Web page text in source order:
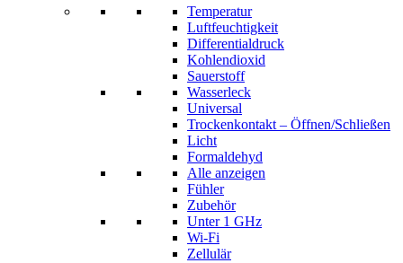
Temperatur
Luftfeuchtigkeit
Differentialdruck
Kohlendioxid
Sauerstoff
Wasserleck
Universal
Trockenkontakt – Öffnen/Schließen
Licht
Formaldehyd
Alle anzeigen
Fühler
Zubehör
Unter 1 GHz
Wi-Fi
Zellulär